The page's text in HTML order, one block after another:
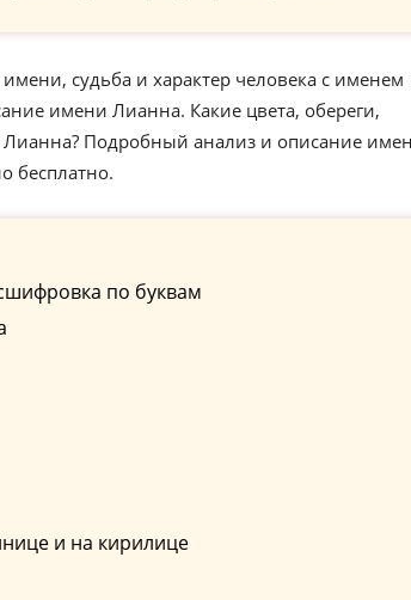
судьба и характер человека с именем
имени Лианна. Какие цвета, обереги,
Лианна? Подробный анализ и описание
бесплатно.
по буквам
и на кирилице